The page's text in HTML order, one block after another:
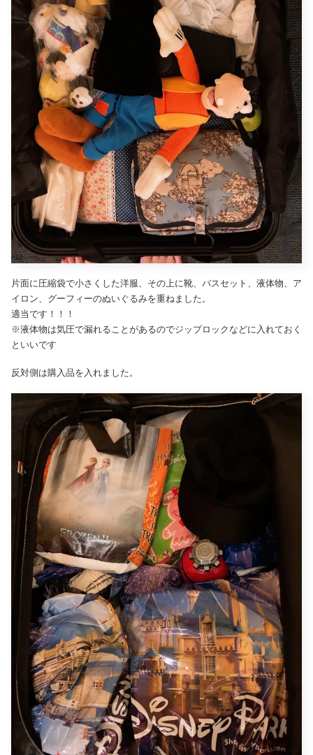
片面に圧縮袋で小さくした洋服、その上に靴、バスセット、液体物、ア
イロン、グーフィーのぬいぐるみを重ねました。
適当です！！！
※液体物は気圧で漏れることがあるのでジップロックなどに入れておく
といいです
反対側は購入品を入れました。